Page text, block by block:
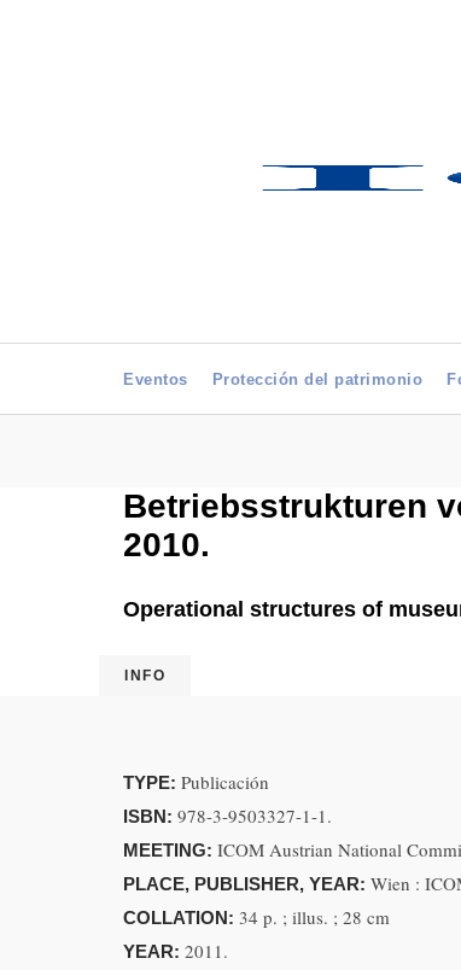
Eventos Protección del patrimonio
Betriebsstrukturen
2010.
Operational structures of
INFO
TYPE: Publicación
ISBN: 978-3-9503327-1-1.
MEETING: ICOM Austrian National
PLACE, PUBLISHER, YEAR: Wien :
COLLATION: 34 p. ; illus. ; 28 cm
YEAR: 2011.